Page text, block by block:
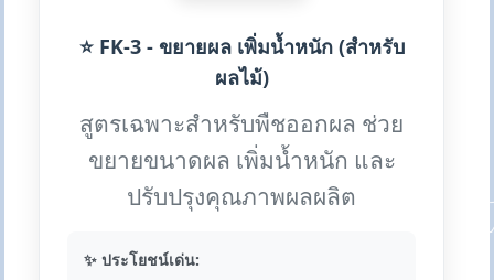
⭐ FK-3 - ขยายผล เพิ่มน้ำหนัก (สำหรับ
ผลไม้)
สูตรเฉพาะสำหรับพืชออกผล ช่วย
ขยายขนาดผล เพิ่มน้ำหนัก และ
ปรับปรุงคุณภาพผลผลิต
✨ ประโยชน์เด่น: